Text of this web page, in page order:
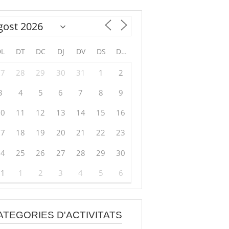
DT DC DJ DV DS DG
28 29 30 31 1
2
4 5 6 7 8
9
11 12 13 14 15
16
18 19 20 21 22
23
25 26 27 28 29
30
1 2 3 4 5 6
D'ACTIVITATS